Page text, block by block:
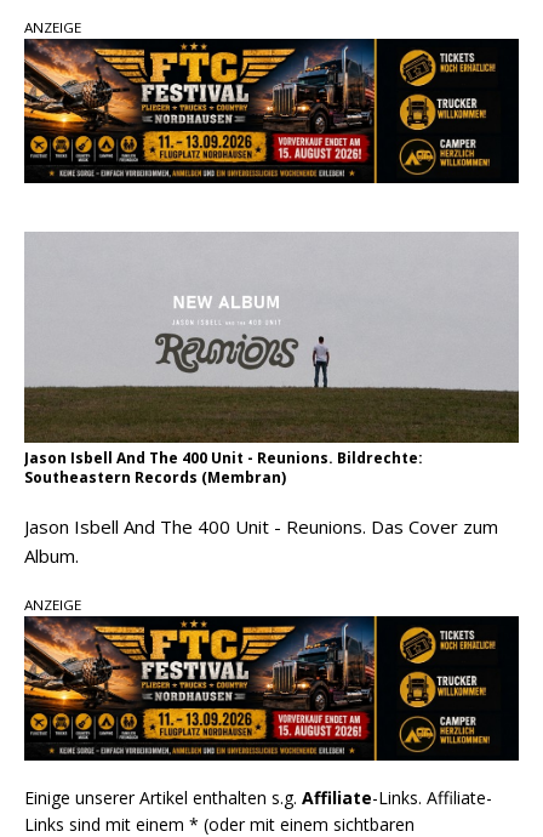
Parton, Bill Anderson und Shaboozey im Fokus
Chris Johnson & The Hollywood Hillbillies
kündigen neues Album mit „Better Days
Ahead“ an
Danke für Euer Vertrauen: Country.de erreicht
ANZEIGE
Jason Isbell And The 400 Unit - Reunions. Bildrechte:
Southeastern Records (Membran)
Jason Isbell And The 400 Unit - Reunions. Das Cover zum
Album.
ANZEIGE
Einige unserer Artikel enthalten s.g. Affiliate-Links. Affiliate-
Links sind mit einem * (oder mit einem sichtbaren